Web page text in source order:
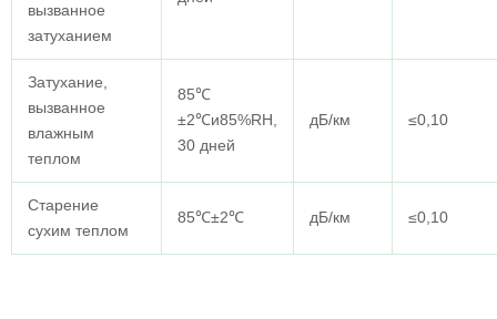
вызванное
затуханием
Затухание,
вызванное
влажным
теплом
85℃
±2℃и85%RH,
30 дней
дБ/км ≤0,10
Старение
сухим теплом
85℃±2℃ дБ/км ≤0,10